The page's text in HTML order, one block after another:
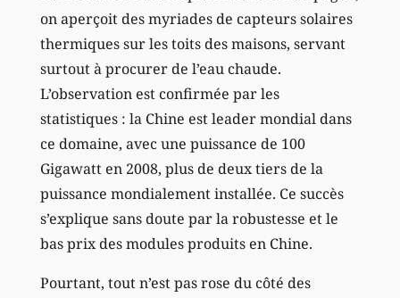
on aperçoit des myriades de capteurs solaires
thermiques sur les toits des maisons, servant
surtout à procurer de l’eau chaude.
L’observation est confirmée par les
statistiques : la Chine est leader mondial dans
ce domaine, avec une puissance de 100
Gigawatt en 2008, plus de deux tiers de la
puissance mondialement installée. Ce succès
s’explique sans doute par la robustesse et le
bas prix des modules produits en Chine.
Pourtant, tout n’est pas rose du côté des